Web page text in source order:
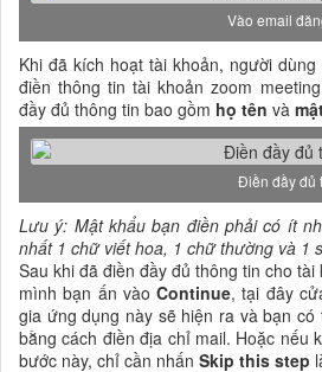
Vào email
Khi đã kích hoạt tài khoản, người
điền thông tin tài khoản zoom
đầy đủ thông tin bao gồm họ tên và
Điền đầy đủ
Lưu ý: Mật khẩu bạn điền phải có ít
nhất 1 chữ viết hoa, 1 chữ thường và 1
Sau khi đã điền đầy đủ thông tin cho
mình bạn ấn vào Continue, tại đây
gia ứng dụng này sẽ hiện ra và bạn
bằng cách điền địa chỉ mail. Hoặc nếu
bước này, chỉ cần nhấn Skip this step